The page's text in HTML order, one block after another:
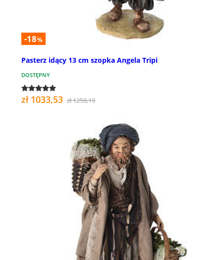
-18%
Pasterz idący 13 cm szopka Angela Tripi
DOSTĘPNY
zł 1033,53 zł 1259,19